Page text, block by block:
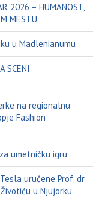
2026 – HUMANOST,
MESTU
u Madlenianumu
SCENI
na regionalnu
Fashion
umetničku igru
uručene Prof. dr
u Njujorku